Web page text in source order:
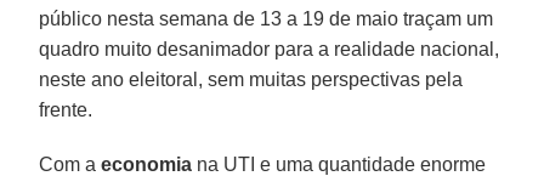
público nesta semana de 13 a 19 de maio traçam um
quadro muito desanimador para a realidade nacional,
neste ano eleitoral, sem muitas perspectivas pela
frente.
Com aeconomia na UTI e uma quantidade enorme